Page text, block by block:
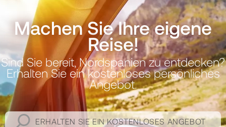
Machen Sie Ihre eigene
Reise!
Sind Sie bereit, Nordspanien zu entdecken?
Erhalten Sie ein kostenloses persönliches
Angebot.
ERHALTEN SIE EIN KOSTENLOSES ANGEBOT